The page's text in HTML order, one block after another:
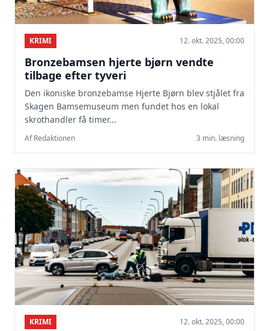
KRIMI 12. okt. 2025, 00:00
Bronzebamsen hjerte bjørn vendte
tilbage efter tyveri
Den ikoniske bronzebamse Hjerte Bjørn blev stjålet fra
Skagen Bamsemuseum men fundet hos en lokal
skrothandler få timer...
Af Redaktionen 3 min. læsning
KRIMI 12. okt. 2025, 00:00